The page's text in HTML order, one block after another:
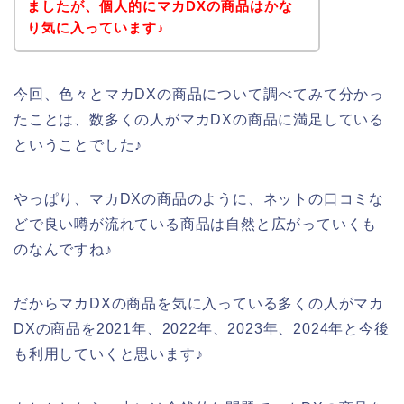
ましたが、個人的にマカDXの商品はかな
り気に入っています♪
今回、色々とマカDXの商品について調べてみて分かっ
たことは、数多くの人がマカDXの商品に満足している
ということでした♪
やっぱり、マカDXの商品のように、ネットの口コミな
どで良い噂が流れている商品は自然と広がっていくも
のなんですね♪
だからマカDXの商品を気に入っている多くの人がマカ
DXの商品を2021年、2022年、2023年、2024年と今後
も利用していくと思います♪